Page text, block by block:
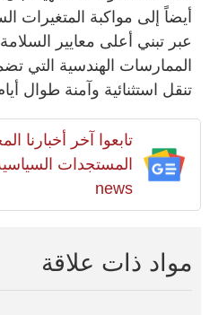
أيضاً إلى مواكبة المتغيرات
عبر تبني أعلى معايير
الممارسات الهندسية التي
تنقل استثنائية وآمنة طوال
تابعوا آخر أخبارنا
news
مواد ذات علاقة